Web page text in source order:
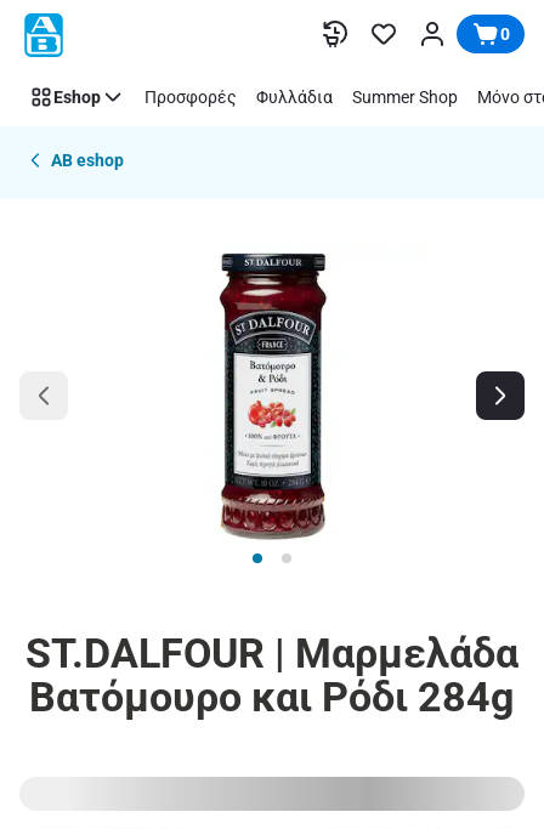
Παράλειψη 0
Eshop Προσφορές Φυλλάδια Summer Shop Μόνο
AB eshop
ST.DALFOUR | Μαρμελάδα
Βατόμουρο και Ρόδι 284g